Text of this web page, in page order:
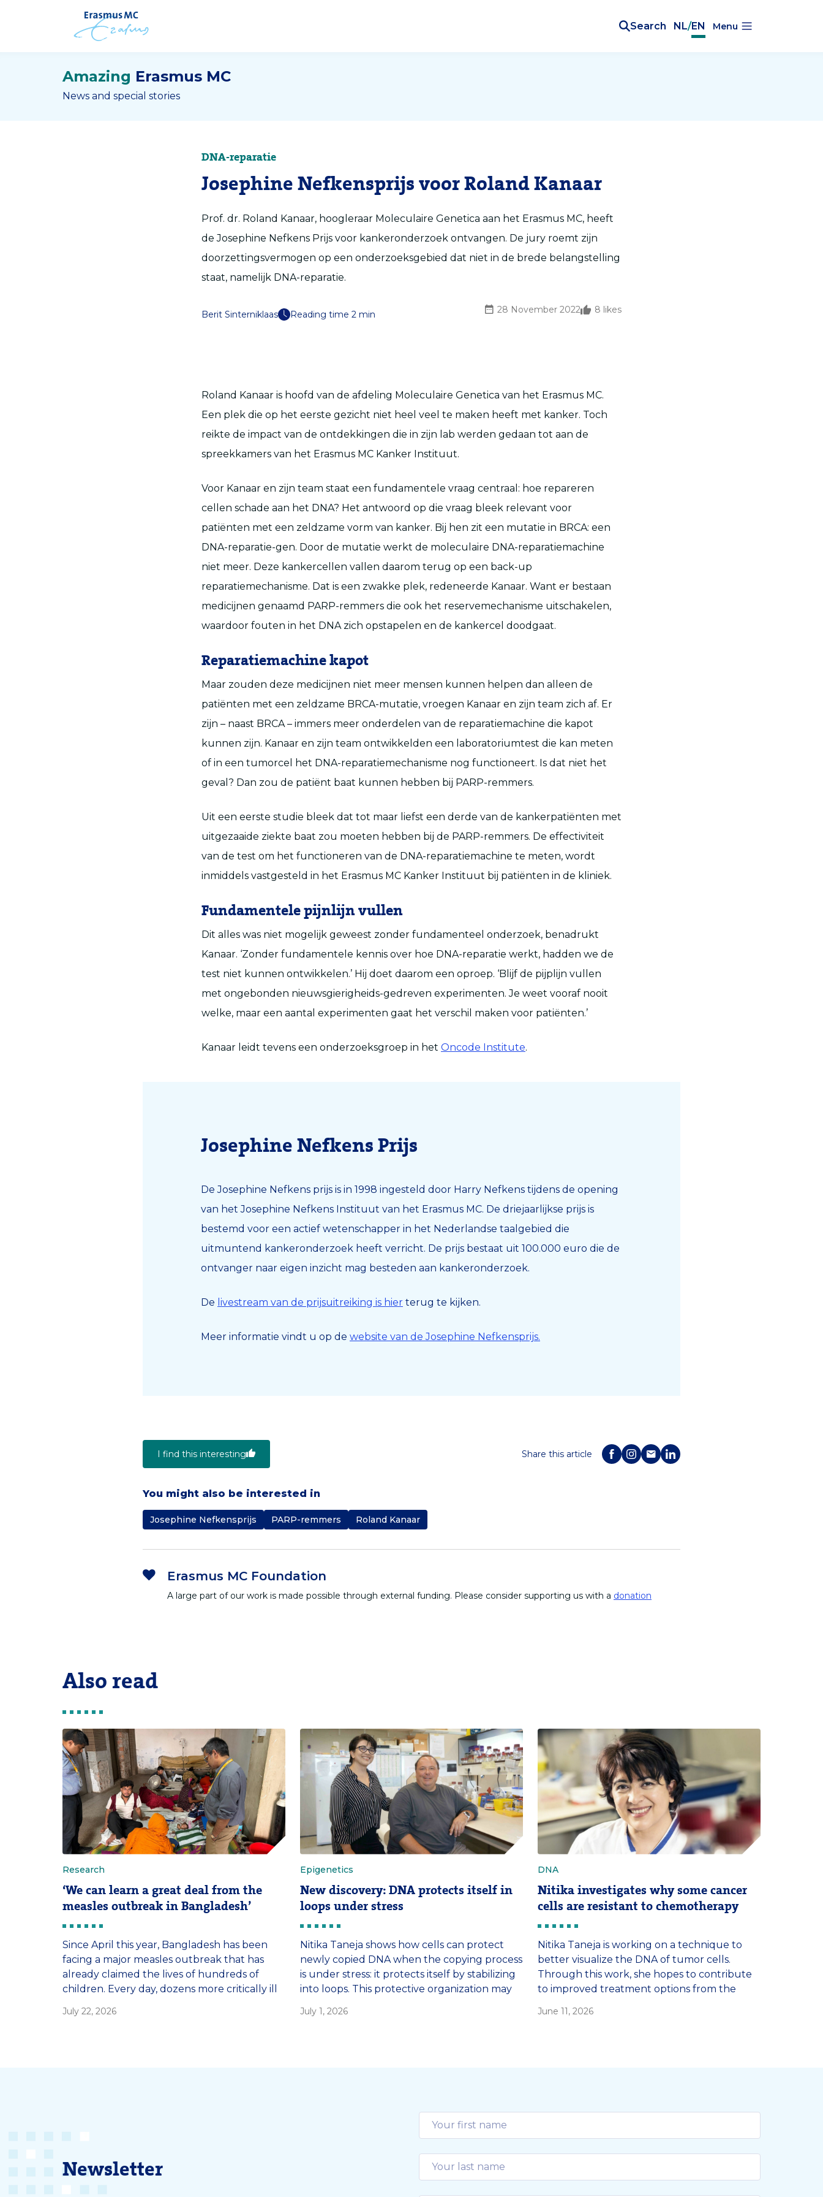
Search NL/EN Menu
Amazing Erasmus MC
News and special stories
DNA-reparatie
Josephine Nefkensprijs voor Roland Kanaar
Prof. dr. Roland Kanaar, hoogleraar Moleculaire Genetica aan het Erasmus MC, heeft
de Josephine Nefkens Prijs voor kankeronderzoek ontvangen. De jury roemt zijn
doorzettingsvermogen op een onderzoeksgebied dat niet in de brede belangstelling
staat, namelijk DNA-reparatie.
Berit Sinterniklaas Reading time 2 min 28 November 2022 8 likes
Roland Kanaar is hoofd van de afdeling Moleculaire Genetica van het Erasmus MC.
Een plek die op het eerste gezicht niet heel veel te maken heeft met kanker. Toch
reikte de impact van de ontdekkingen die in zijn lab werden gedaan tot aan de
spreekkamers van het Erasmus MC Kanker Instituut.
Voor Kanaar en zijn team staat een fundamentele vraag centraal: hoe repareren
cellen schade aan het DNA? Het antwoord op die vraag bleek relevant voor
patiënten met een zeldzame vorm van kanker. Bij hen zit een mutatie in BRCA: een
DNA-reparatie-gen. Door de mutatie werkt de moleculaire DNA-reparatiemachine
niet meer. Deze kankercellen vallen daarom terug op een back-up
reparatiemechanisme. Dat is een zwakke plek, redeneerde Kanaar. Want er bestaan
medicijnen genaamd PARP-remmers die ook het reservemechanisme uitschakelen,
waardoor fouten in het DNA zich opstapelen en de kankercel doodgaat.
Reparatiemachine kapot
Maar zouden deze medicijnen niet meer mensen kunnen helpen dan alleen de
patiënten met een zeldzame BRCA-mutatie, vroegen Kanaar en zijn team zich af. Er
zijn – naast BRCA – immers meer onderdelen van de reparatiemachine die kapot
kunnen zijn. Kanaar en zijn team ontwikkelden een laboratoriumtest die kan meten
of in een tumorcel het DNA-reparatiemechanisme nog functioneert. Is dat niet het
geval? Dan zou de patiënt baat kunnen hebben bij PARP-remmers.
Uit een eerste studie bleek dat tot maar liefst een derde van de kankerpatiënten met
uitgezaaide ziekte baat zou moeten hebben bij de PARP-remmers. De effectiviteit
van de test om het functioneren van de DNA-reparatiemachine te meten, wordt
inmiddels vastgesteld in het Erasmus MC Kanker Instituut bij patiënten in de kliniek.
Fundamentele pijnlijn vullen
Dit alles was niet mogelijk geweest zonder fundamenteel onderzoek, benadrukt
Kanaar. ‘Zonder fundamentele kennis over hoe DNA-reparatie werkt, hadden we de
test niet kunnen ontwikkelen.’ Hij doet daarom een oproep. ‘Blijf de pijplijn vullen
met ongebonden nieuwsgierigheids-gedreven experimenten. Je weet vooraf nooit
welke, maar een aantal experimenten gaat het verschil maken voor patiënten.’
Kanaar leidt tevens een onderzoeksgroep in het Oncode Institute.
Josephine Nefkens Prijs
De Josephine Nefkens prijs is in 1998 ingesteld door Harry Nefkens tijdens de opening
van het Josephine Nefkens Instituut van het Erasmus MC. De driejaarlijkse prijs is
bestemd voor een actief wetenschapper in het Nederlandse taalgebied die
uitmuntend kankeronderzoek heeft verricht. De prijs bestaat uit 100.000 euro die de
ontvanger naar eigen inzicht mag besteden aan kankeronderzoek.
De livestream van de prijsuitreiking is hier terug te kijken.
Meer informatie vindt u op de website van de Josephine Nefkensprijs.
I find this interesting Share this article
You might also be interested in
Josephine Nefkensprijs PARP-remmers Roland Kanaar
Erasmus MC Foundation
A large part of our work is made possible through external funding. Please consider supporting us with a donation
Also read
Research
‘We can learn a great deal from the
measles outbreak in Bangladesh’
Since April this year, Bangladesh has been
facing a major measles outbreak that has
already claimed the lives of hundreds of
children. Every day, dozens more critically ill
Researchers from Erasmus MC are closely
July 22, 2026
Epigenetics
New discovery: DNA protects itself in
loops under stress
Nitika Taneja shows how cells can protect
newly copied DNA when the copying process
is under stress: it protects itself by stabilizing
into loops. This protective organization may
stress caused by chemotherapy. ‘When DNA
July 1, 2026
DNA
Nitika investigates why some cancer
cells are resistant to chemotherapy
Nitika Taneja is working on a technique to
better visualize the DNA of tumor cells.
Through this work, she hopes to contribute
to improved treatment options from the
‘Sometimes half of the patients do not
June 11, 2026
Newsletter